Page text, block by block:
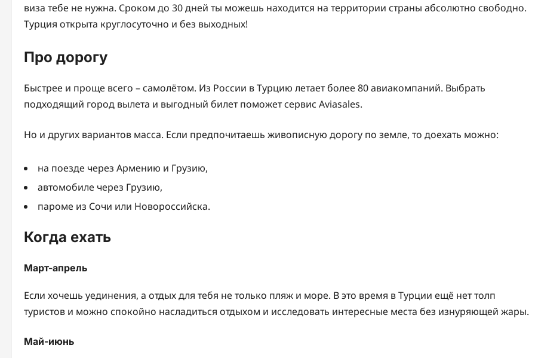
виза тебе не нужна. Сроком до 30 дней ты можешь находится на территории страны абсолютно свободно.
Турция открыта круглосуточно и без выходных!
Про дорогу
Быстрее и проще всего – самолётом. Из России в Турцию летает более 80 авиакомпаний. Выбрать
подходящий город вылета и выгодный билет поможет сервис Aviasales.
Но и других вариантов масса. Если предпочитаешь живописную дорогу по земле, то доехать можно:
на поезде через Армению и Грузию,
автомобиле через Грузию,
пароме из Сочи или Новороссийска.
Когда ехать
Март-апрель
Если хочешь уединения, а отдых для тебя не только пляж и море. В это время в Турции ещё нет толп
туристов и можно спокойно насладиться отдыхом и исследовать интересные места без изнуряющей жары.
Май-июнь